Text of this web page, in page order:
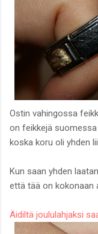
Ostin vahingossa
on feikkejä
koska koru oli yhden
Kun saan yhden
että tää on kokonaan
Äidiltä joululahjaksi